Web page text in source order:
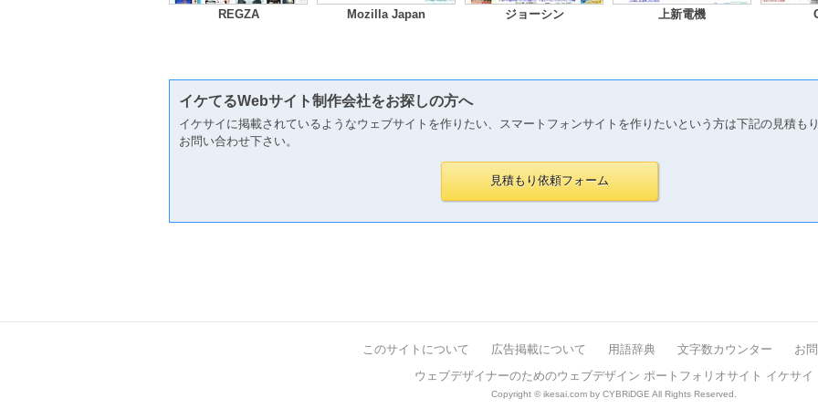
REGZA Mozilla Japan ジョーシン 上新電機
イケてるWebサイト制作会社をお探しの方へ
イケサイに掲載されているようなウェブサイトを作りたい、スマートフォンサイトを作りたいという方は下記の見積も
お問い合わせ下さい。
このサイトについて 広告掲載について 用語辞典 文字数カウンター
お
ウェブデザイナーのためのウェブデザイン ポートフォリオサイト イケサイ
Copyright © ikesai.com by CYBRiDGE All Rights Reserved.